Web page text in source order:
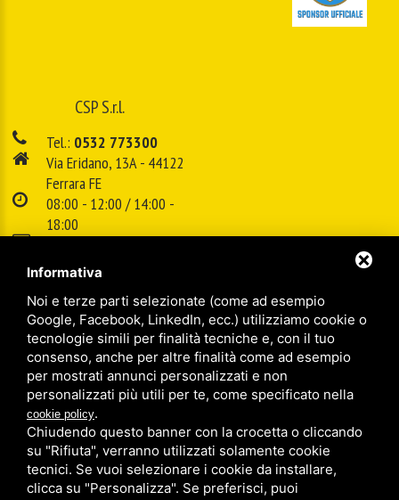
CSP S.r.l.
Tel.: 0532 773300
Via Eridano, 13A - 44122
Ferrara FE
08:00 - 12:00 / 14:00 -
18:00
info@cspsrl.biz
Sitemap / Privacy policy/Legal
Informativa
Noi e terze parti selezionate (come ad esempio
Google, Facebook, LinkedIn, ecc.) utilizziamo cookie o
tecnologie simili per finalità tecniche e, con il tuo
consenso, anche per altre finalità come ad esempio
per mostrati annunci personalizzati e non
personalizzati più utili per te, come specificato nella
cookie policy.
Chiudendo questo banner con la crocetta o cliccando
su "Rifiuta", verranno utilizzati solamente cookie
tecnici. Se vuoi selezionare i cookie da installare,
clicca su "Personalizza". Se preferisci, puoi